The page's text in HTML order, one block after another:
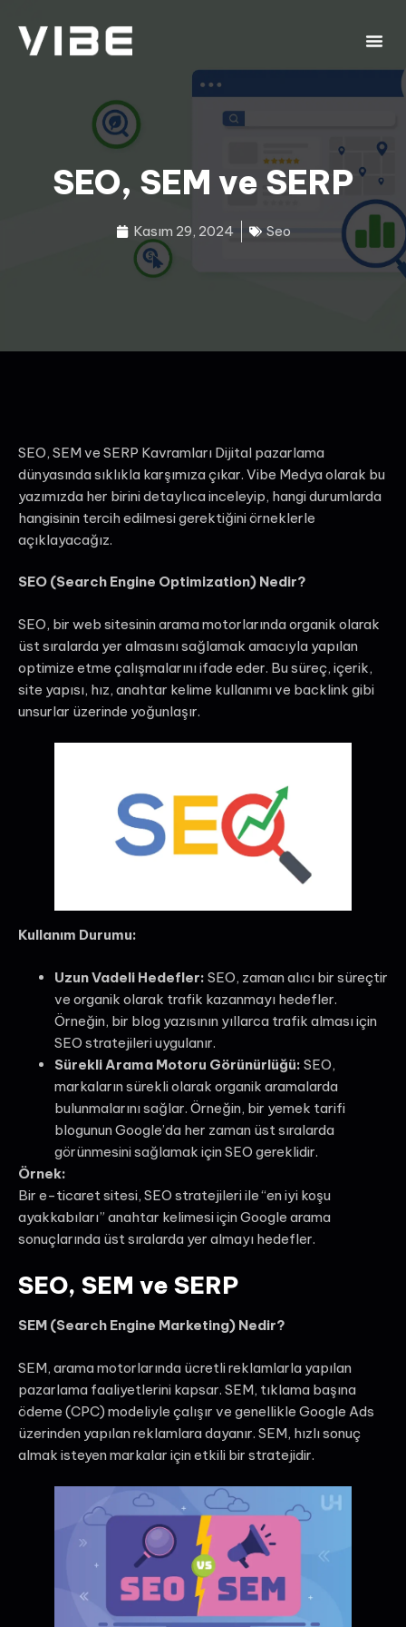
SEO, SEM ve SERP
Kasım 29, 2024 Seo
SEO, SEM ve SERP Kavramları Dijital pazarlama
dünyasında sıklıkla karşımıza çıkar. Vibe Medya olarak bu
yazımızda her birini detaylıca inceleyip, hangi durumlarda
hangisinin tercih edilmesi gerektiğini örneklerle
açıklayacağız.
SEO (Search Engine Optimization) Nedir?
SEO, bir web sitesinin arama motorlarında organik olarak
üst sıralarda yer almasını sağlamak amacıyla yapılan
optimize etme çalışmalarını ifade eder. Bu süreç, içerik,
site yapısı, hız, anahtar kelime kullanımı ve backlink gibi
unsurlar üzerinde yoğunlaşır.
Kullanım Durumu:
Uzun Vadeli Hedefler: SEO, zaman alıcı bir süreçtir
ve organik olarak trafik kazanmayı hedefler.
Örneğin, bir blog yazısının yıllarca trafik alması için
SEO stratejileri uygulanır.
Sürekli Arama Motoru Görünürlüğü: SEO,
markaların sürekli olarak organik aramalarda
bulunmalarını sağlar. Örneğin, bir yemek tarifi
blogunun Google’da her zaman üst sıralarda
görünmesini sağlamak için SEO gereklidir.
Örnek:
Bir e-ticaret sitesi, SEO stratejileri ile “en iyi koşu
ayakkabıları” anahtar kelimesi için Google arama
sonuçlarında üst sıralarda yer almayı hedefler.
SEO, SEM ve SERP
SEM (Search Engine Marketing) Nedir?
SEM, arama motorlarında ücretli reklamlarla yapılan
pazarlama faaliyetlerini kapsar. SEM, tıklama başına
ödeme (CPC) modeliyle çalışır ve genellikle Google Ads
üzerinden yapılan reklamlara dayanır. SEM, hızlı sonuç
almak isteyen markalar için etkili bir stratejidir.